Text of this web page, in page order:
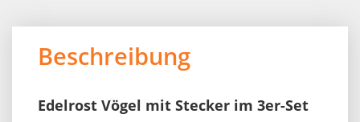
Beschreibung
Edelrost Vögel mit Stecker im 3er-Set